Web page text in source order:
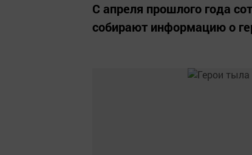
С апреля прошлого года
собирают информацию о